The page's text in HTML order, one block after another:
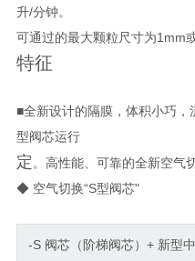
升/分钟。
可通过的最大颗粒尺寸为1mm
特征
■全新设计的隔膜，体积小巧，
型阀芯运行
定 。高性能、可靠的全新空气
◆ 空气切换“S型阀芯"
-S 阀芯（阶梯阀芯）+ 新型